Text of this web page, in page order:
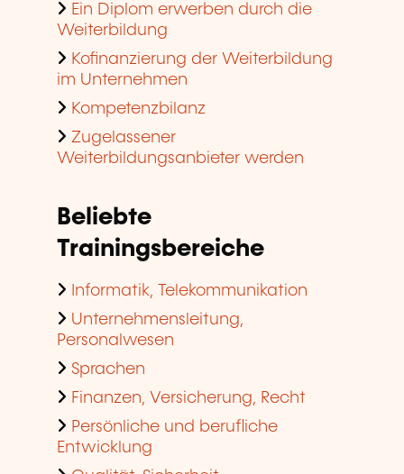
Ein Diplom erwerben durch die
Weiterbildung
Kofinanzierung der Weiterbildung
im Unternehmen
Kompetenzbilanz
Zugelassener
Weiterbildungsanbieter werden
Beliebte
Trainingsbereiche
Informatik, Telekommunikation
Unternehmensleitung,
Personalwesen
Sprachen
Finanzen, Versicherung, Recht
Persönliche und berufliche
Entwicklung